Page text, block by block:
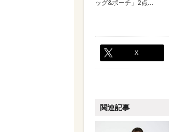
X
関連記事